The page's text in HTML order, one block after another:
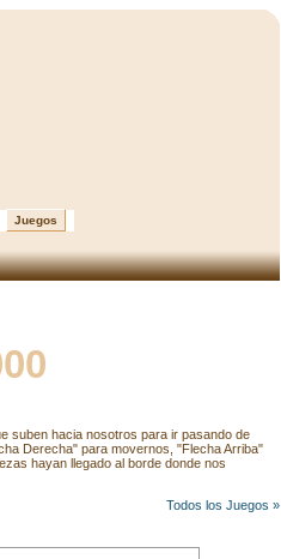
Juegos
suben hacia nosotros para ir pasando de
Derecha" para movernos, "Flecha Arriba"
hayan llegado al borde donde nos
Todos los Juegos »